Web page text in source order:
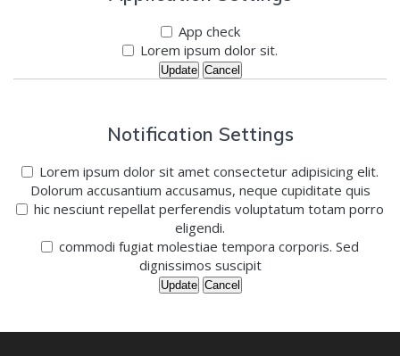
App check
Lorem ipsum dolor sit.
Update Cancel
Notification Settings
Lorem ipsum dolor sit amet consectetur adipisicing elit.
Dolorum accusantium accusamus, neque cupiditate quis
hic nesciunt repellat perferendis voluptatum totam porro
eligendi.
commodi fugiat molestiae tempora corporis. Sed
dignissimos suscipit
Update Cancel